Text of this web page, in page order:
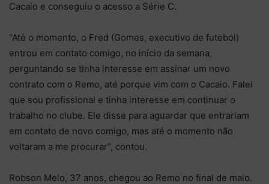
Cacaio e conseguiu o acesso a Série C.
“Até o momento, o Fred (Gomes, executivo de futebol)
entrou em contato comigo, no início da semana,
perguntando se tinha interesse em assinar um novo
contrato com o Remo, até porque vim com o Cacaio. Falei
que sou profissional e tinha interesse em continuar o
trabalho no clube. Ele disse para aguardar que entrariam
em contato de novo comigo, mas até o momento não
voltaram a me procurar”, contou.
Robson Melo, 37 anos, chegou ao Remo no final de maio.